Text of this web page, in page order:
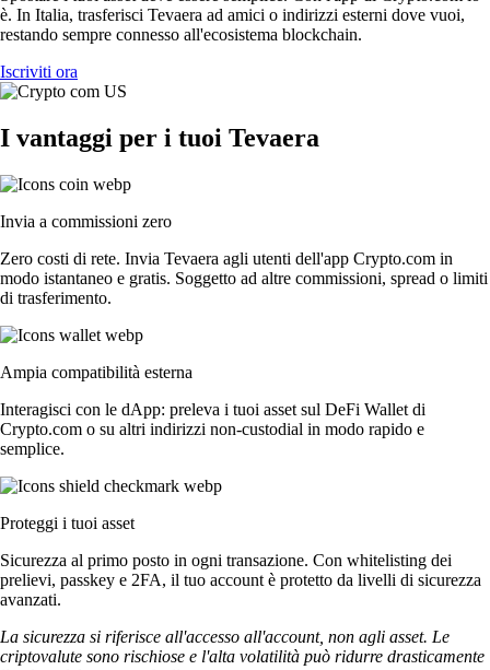
è. In Italia, trasferisci Tevaera ad amici o indirizzi esterni dove vuoi,
restando sempre connesso all'ecosistema blockchain.
Iscriviti ora
I vantaggi per i tuoi Tevaera
Invia a commissioni zero
Zero costi di rete. Invia Tevaera agli utenti dell'app Crypto.com in
modo istantaneo e gratis. Soggetto ad altre commissioni, spread o limiti
di trasferimento.
Ampia compatibilità esterna
Interagisci con le dApp: preleva i tuoi asset sul DeFi Wallet di
Crypto.com o su altri indirizzi non-custodial in modo rapido e
semplice.
Proteggi i tuoi asset
Sicurezza al primo posto in ogni transazione. Con whitelisting dei
prelievi, passkey e 2FA, il tuo account è protetto da livelli di sicurezza
avanzati.
La sicurezza si riferisce all'accesso all'account, non agli asset. Le
criptovalute sono rischiose e l'alta volatilità può ridurre drasticamente